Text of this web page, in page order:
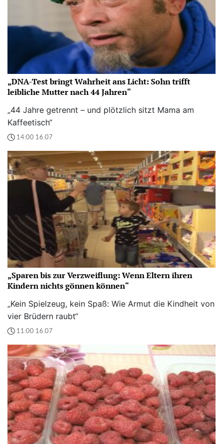
„DNA-Test bringt Wahrheit ans Licht: Sohn trifft
leibliche Mutter nach 44 Jahren“
„44 Jahre getrennt – und plötzlich sitzt Mama am
Kaffeetisch“
14:00 16.07
„Sparen bis zur Verzweiflung: Wenn Eltern ihren
Kindern nichts gönnen können“
„Kein Spielzeug, kein Spaß: Wie Armut die Kindheit von
vier Brüdern raubt“
11:00 16.07